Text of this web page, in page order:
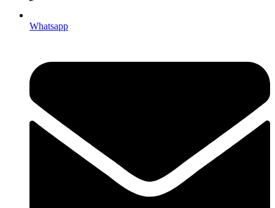
Whatsapp